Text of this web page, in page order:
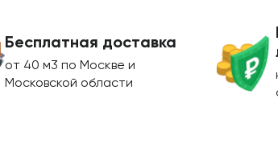
Бесплатная доставка
от 40 м3 по Москве и
Московской области